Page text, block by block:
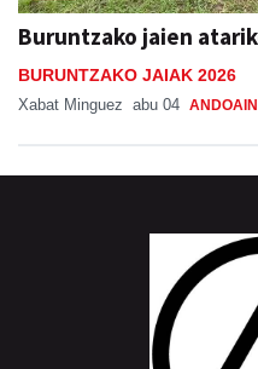
Buruntzako jaien
BURUNTZAKO JAIAK 2026
Xabat Minguez abu 04 ANDOAIN